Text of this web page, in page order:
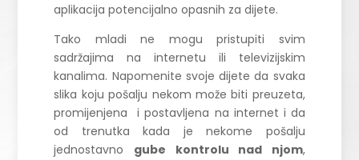
aplikacija potencijalno opasnih za dijete.
Tako mladi ne mogu pristupiti svim
sadržajima na internetu ili televizijskim
kanalima. Napomenite svoje dijete da svaka
slika koju pošalju nekom može biti preuzeta,
promijenjena i postavljena na internet i da
od trenutka kada je nekome pošalju
jednostavno gube kontrolu nad njom,